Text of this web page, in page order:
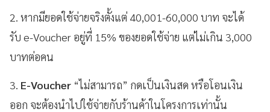
2. หากมียอดใช้จ่ายจริงตั้งแต่ 40,001-60,000 บาท จะได้
รับ e-Voucher อยู่ที่ 15% ของยอดใช้จ่าย แต่ไม่เกิน 3,000
บาทต่อคน
3. E-Voucher “ไม่สามารถ” กดเป็นเงินสด หรือโอนเงิน
ออก จะต้องนำไปใช้จ่ายกับร้านค้าในโครงการเท่านั้น